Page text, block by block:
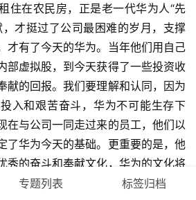
住在农民房，正是老一代华为人“先
，才挺过了公司最困难的岁月，支撑
才有了今天的华为。当年他们用自己
部虚拟股，到今天获得了一些投资收
献的回报。我们要理解和认同，因为
入和艰苦奋斗，华为不可能生存下
在与公司一同走过来的员工，他们以
了华为今天的基础。更重要的是，他
秀的奋斗和奉献文化，华为的文化将
传。专题列表 标签归档